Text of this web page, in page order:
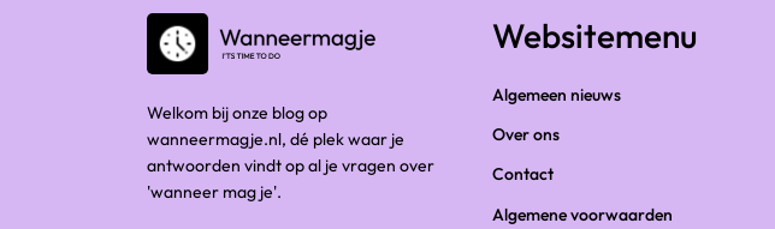
Welkom bij onze blog op
wanneermagje.nl, dé plek waar je
antwoorden vindt op al je vragen over
'wanneer mag je'.
Websitemenu
Algemeen nieuws
Over ons
Contact
Algemene voorwaarden